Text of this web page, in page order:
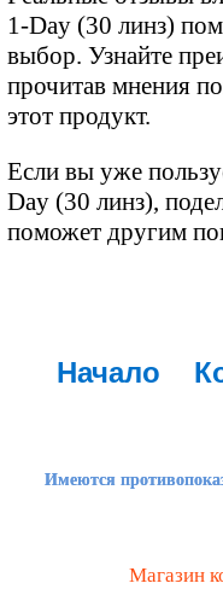
1-Day (30 линз)
выбор. Узнайте
прочитав мнения
этот продукт.
Если вы уже
Day (30 линз),
поможет другим
Начало
Имеются
Магазин